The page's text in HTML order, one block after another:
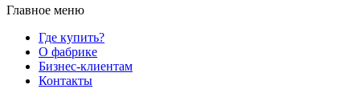
Главное меню
Где купить?
О фабрике
Бизнес-клиентам
Контакты